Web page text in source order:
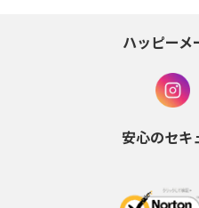
ハッピーメ
安心のセキ